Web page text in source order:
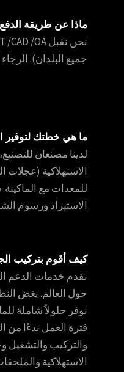
ماذا عن طريقة
جميع البلدان). الرجاء
ما هي خطتك لتوفير
لدينا مصنعان
الاستهلاكية (عجلات
للمعدات مع
الاستيراد ورسوم
كيف أقوم بتركيب
نقدم خدمات الدعم
حول العالم. بغض
نوفر حلولاً شاملة
فترة العمل بدءًا من
والتركيب والتشغيل
الاستهلاكية